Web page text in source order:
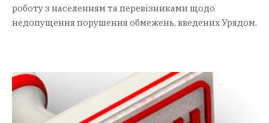
роботу з населенням та перевізниками щодо
недопущення порушення обмежень, введених Урядом.